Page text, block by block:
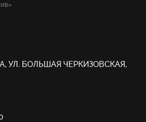
УЛ. БОЛЬШАЯ ЧЕРКИЗОВСКАЯ,